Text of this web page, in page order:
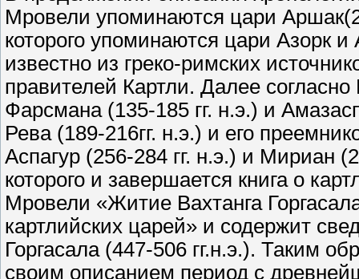
Мровели упоминаются цари
которого упоминаются цари Азорк
известно из греко-римских
правителей Картли. Далее
Фарсмана (135-185 гг. н.э.) и
Рева (189-216гг. н.э.) и его
Аспагур (256-284 гг. н.э.) и Мириан
которого и завершается книга о
Мровели «Житие Вахтанга
картлийских царей» и содержит
Горгасала (447-506 гг.н.э.). Таким
своим описанием период с